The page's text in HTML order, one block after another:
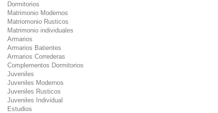
Dormitorios
Matrimonio Modernos
Matriomonio Rusticos
Matrimonio individuales
Armarios
Armarios Batientes
Armarios Correderas
Complementos Dormitorios
Juveniles
Juveniles Modernos
Juveniles Rusticos
Juveniles Individual
Estudios